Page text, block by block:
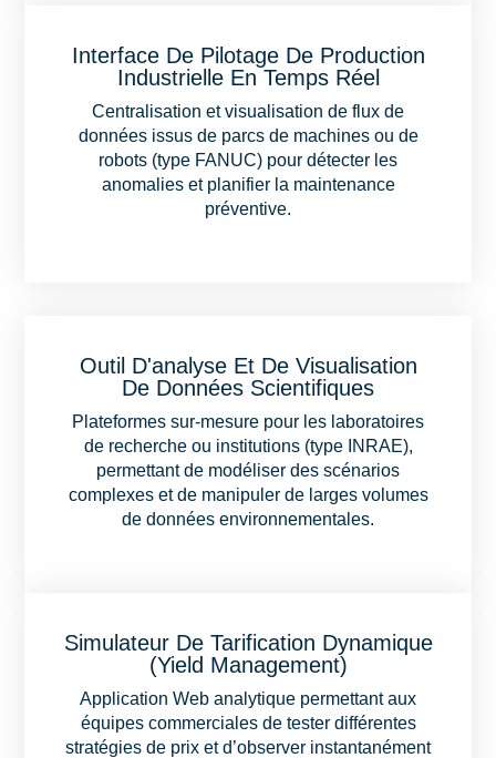
Interface De Pilotage De Production
Industrielle En Temps Réel
Centralisation et visualisation de flux de
données issus de parcs de machines ou de
robots (type FANUC) pour détecter les
anomalies et planifier la maintenance
préventive.
Outil D'analyse Et De Visualisation
De Données Scientifiques
Plateformes sur-mesure pour les laboratoires
de recherche ou institutions (type INRAE),
permettant de modéliser des scénarios
complexes et de manipuler de larges volumes
de données environnementales.
Simulateur De Tarification Dynamique
(Yield Management)
Application Web analytique permettant aux
équipes commerciales de tester différentes
stratégies de prix et d’observer instantanément